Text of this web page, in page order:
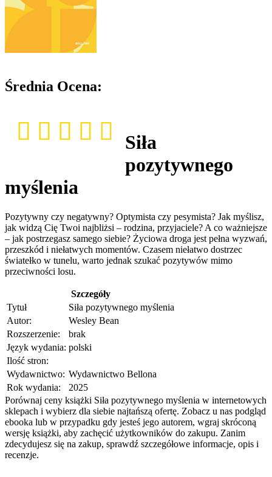
Średnia Ocena:
Siła
pozytywnego
myślenia
Pozytywny czy negatywny? Optymista czy pesymista? Jak myślisz,
jak widzą Cię Twoi najbliżsi – rodzina, przyjaciele? A co ważniejsze
– jak postrzegasz samego siebie? Życiowa droga jest pełna wyzwań,
przeszkód i niełatwych momentów. Czasem niełatwo dostrzec
światełko w tunelu, warto jednak szukać pozytywów mimo
przeciwności losu.
Szczegóły
Tytuł
Siła pozytywnego myślenia
Autor:
Wesley Bean
Rozszerzenie:
brak
Język wydania: polski
Ilość stron:
Wydawnictwo: Wydawnictwo Bellona
Rok wydania:
2025
Porównaj ceny książki Siła pozytywnego myślenia w internetowych
sklepach i wybierz dla siebie najtańszą ofertę. Zobacz u nas podgląd
ebooka lub w przypadku gdy jesteś jego autorem, wgraj skróconą
wersję książki, aby zachęcić użytkowników do zakupu. Zanim
zdecydujesz się na zakup, sprawdź szczegółowe informacje, opis i
recenzje.